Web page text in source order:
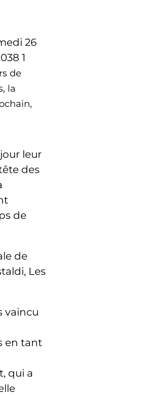
de
la
leur
des
de
de
Les
vaincu
en tant
qui a